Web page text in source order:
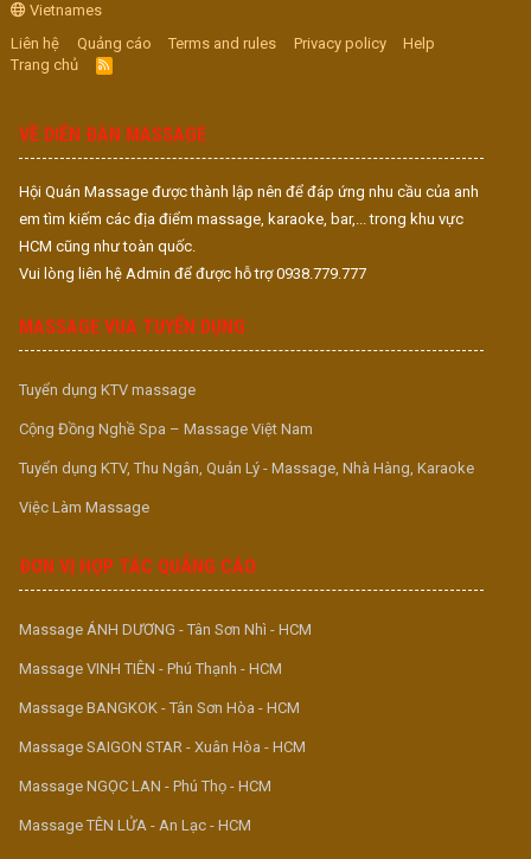
Vietnames
Liên hệ
Quảng cáo Terms and rules Privacy policy
Help
Trang chủ
R
S
VỀ DIỄN ĐÀN MASSAGE
Hội Quán Massage được thành lập nên để đáp ứng nhu cầu của anh
em tìm kiếm các địa điểm massage, karaoke, bar,... trong khu vực
HCM cũng như toàn quốc.
Vui lòng liên hệ Admin để được hỗ trợ 0938.779.777
MASSAGE VUA TUYỂN DỤNG
Tuyển dụng KTV massage
Cộng Đồng Nghề Spa – Massage Việt Nam
Tuyển dụng KTV, Thu Ngân, Quản Lý - Massage, Nhà Hàng, Karaoke
Việc Làm Massage
ĐƠN VỊ HỢP TÁC QUẢNG CÁO
Massage ÁNH DƯƠNG - Tân Sơn Nhì - HCM
Massage VINH TIÊN - Phú Thạnh - HCM
Massage BANGKOK - Tân Sơn Hòa - HCM
Massage SAIGON STAR - Xuân Hòa - HCM
Massage NGỌC LAN - Phú Thọ - HCM
Massage TÊN LỬA - An Lạc - HCM